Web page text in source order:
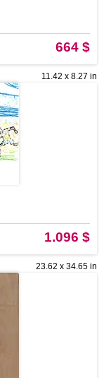
664 $
11.42 x 8.27 in
1.096 $
23.62 x 34.65 in